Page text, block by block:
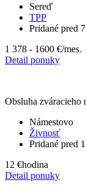
Sereď
TPP
Pridané pred
1 378 - 1600 €/mes.
Detail ponuky
Obsluha zváracieho
Námestovo
Živnosť
Pridané pred
12 €hodina
Detail ponuky